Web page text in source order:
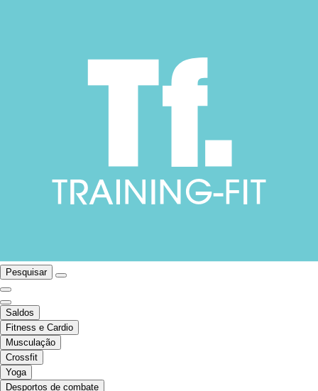
Pesquisar
Saldos
Fitness e Cardio
Musculação
Crossfit
Yoga
Desportos de combate